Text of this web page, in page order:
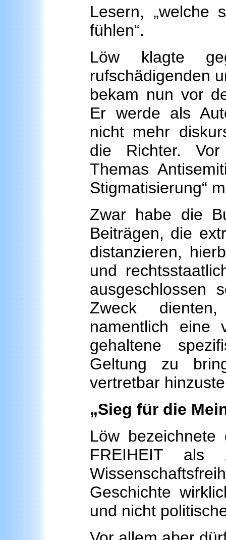
Lesern, „welche
fühlen“.
Löw klagte
rufschädigenden
bekam nun vor
Er werde als
nicht mehr
die Richter.
Themas
Stigmatisierung“
Zwar habe die
Beiträgen, die
distanzieren,
und
ausgeschlossen
Zweck
namentlich eine
gehaltene
Geltung zu
vertretbar
„Sieg für die
Löw
FREIHEIT
Geschichte
und nicht